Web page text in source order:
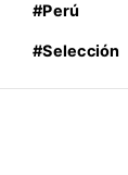
#Perú
#Selección